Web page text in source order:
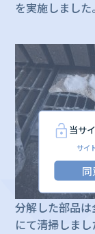
当サ
サイ
同
を実施しました。
分解した部品
にて清掃しまし